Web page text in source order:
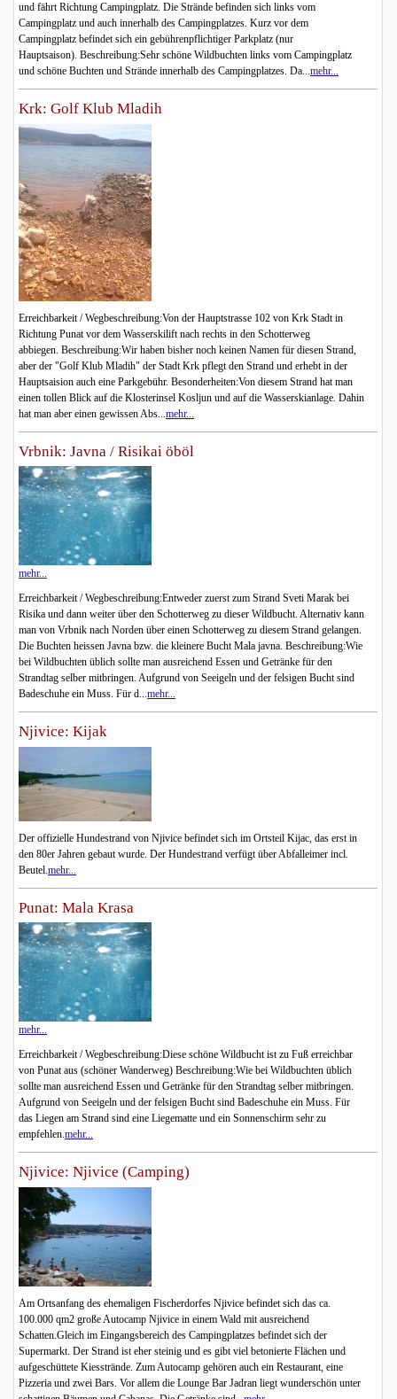
und fährt Richtung Campingplatz. Die Strände befinden sich links vom
Campingplatz und auch innerhalb des Campingplatzes. Kurz vor dem
Campingplatz befindet sich ein gebührenpflichtiger Parkplatz (nur
Hauptsaison). Beschreibung:Sehr schöne Wildbuchten links vom Campingplatz
und schöne Buchten und Strände innerhalb des Campingplatzes. Da...mehr...
Krk: Golf Klub Mladih
Erreichbarkeit / Wegbeschreibung:Von der Hauptstrasse 102 von Krk Stadt in
Richtung Punat vor dem Wasserskilift nach rechts in den Schotterweg
abbiegen. Beschreibung:Wir haben bisher noch keinen Namen für diesen Strand,
aber der "Golf Klub Mladih" der Stadt Krk pflegt den Strand und erhebt in der
Hauptsaision auch eine Parkgebühr. Besonderheiten:Von diesem Strand hat man
einen tollen Blick auf die Klosterinsel Kosljun und auf die Wasserskianlage. Dahin
hat man aber einen gewissen Abs... mehr...
Vrbnik: Javna / Risikai öböl
mehr...
Erreichbarkeit / Wegbeschreibung:Entweder zuerst zum Strand Sveti Marak bei
Risika und dann weiter über den Schotterweg zu dieser Wildbucht. Alternativ kann
man von Vrbnik nach Norden über einen Schotterweg zu diesem Strand gelangen.
Die Buchten heissen Javna bzw. die kleinere Bucht Mala javna. Beschreibung:Wie
bei Wildbuchten üblich sollte man ausreichend Essen und Getränke für den
Strandtag selber mitbringen. Aufgrund von Seeigeln und der felsigen Bucht sind
Badeschuhe ein Muss. Für d...mehr...
Njivice: Kijak
Der offizielle Hundestrand von Njivice befindet sich im Ortsteil Kijac, das erst in
den 80er Jahren gebaut wurde. Der Hundestrand verfügt über Abfalleimer incl.
Beutel. mehr...
Punat: Mala Krasa
mehr...
Erreichbarkeit / Wegbeschreibung:Diese schöne Wildbucht ist zu Fuß erreichbar
von Punat aus (schöner Wanderweg) Beschreibung:Wie bei Wildbuchten üblich
sollte man ausreichend Essen und Getränke für den Strandtag selber mitbringen.
Aufgrund von Seeigeln und der felsigen Bucht sind Badeschuhe ein Muss. Für
das Liegen am Strand sind eine Liegematte und ein Sonnenschirm sehr zu
empfehlen.mehr...
Njivice: Njivice (Camping)
Am Ortsanfang des ehemaligen Fischerdorfes Njivice befindet sich das ca.
100.000 qm2 große Autocamp Njivice in einem Wald mit ausreichend
Schatten.Gleich im Eingangsbereich des Campingplatzes befindet sich der
Supermarkt. Der Strand ist eher steinig und es gibt viel betonierte Flächen und
aufgeschüttete Kiesstrände. Zum Autocamp gehören auch ein Restaurant, eine
Pizzeria und zwei Bars. Vor allem die Lounge Bar Jadran liegt wunderschön unter